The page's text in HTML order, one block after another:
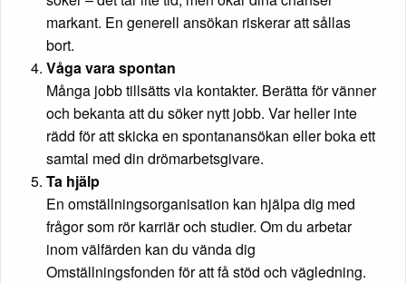
markant. En generell ansökan riskerar att sållas
bort.
Våga vara spontan
Många jobb tillsätts via kontakter. Berätta för vänner
och bekanta att du söker nytt jobb. Var heller inte
rädd för att skicka en spontanansökan eller boka ett
samtal med din drömarbetsgivare.
Ta hjälp
En omställningsorganisation kan hjälpa dig med
frågor som rör karriär och studier. Om du arbetar
inom välfärden kan du vända dig
Omställningsfonden för att få stöd och vägledning.